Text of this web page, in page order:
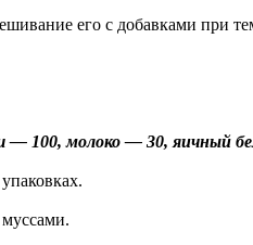
его с добавками при
— 100, молоко — 30, яичный